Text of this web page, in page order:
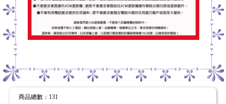
商品總數 ：131